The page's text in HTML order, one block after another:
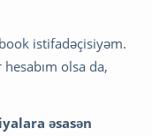
istifadəçisiyəm.
olsa da,
əsasən